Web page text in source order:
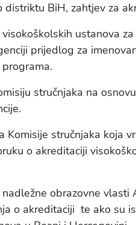
distriktu BiH, zahtjev za
ustanova
prijedlog za
stručnjaka na
Komisije stručnjaka koja
o akreditaciji
obrazovne
o akreditaciji te ako su